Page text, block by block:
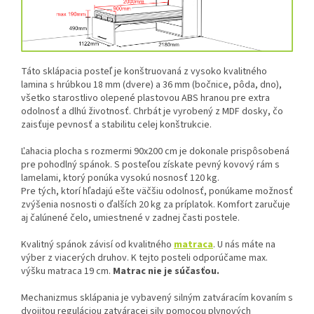
Táto sklápacia posteľ je konštruovaná z vysoko kvalitného
lamina s hrúbkou 18 mm (dvere) a 36 mm (bočnice, pôda, dno),
všetko starostlivo olepené plastovou ABS hranou pre extra
odolnosť a dlhú životnosť. Chrbát je vyrobený z MDF dosky, čo
zaisťuje pevnosť a stabilitu celej konštrukcie.
Ľahacia plocha s rozmermi 90x200 cm je dokonale prispôsobená
pre pohodlný spánok. S posteľou získate pevný kovový rám s
lamelami, ktorý ponúka vysokú nosnosť 120 kg.
Pre tých, ktorí hľadajú ešte väčšiu odolnosť, ponúkame možnosť
zvýšenia nosnosti o ďalších 20 kg za príplatok. Komfort zaručuje
aj čalúnené čelo, umiestnené v zadnej časti postele.
Kvalitný spánok závisí od kvalitného matraca. U nás máte na
výber z viacerých druhov. K tejto posteli odporúčame max.
výšku matraca 19 cm. Matrac nie je súčasťou.
Mechanizmus sklápania je vybavený silným zatváracím kovaním s